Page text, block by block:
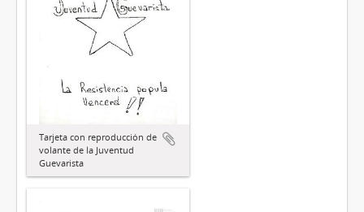
Tarjeta con reproducción de
volante de la Juventud
Guevarista